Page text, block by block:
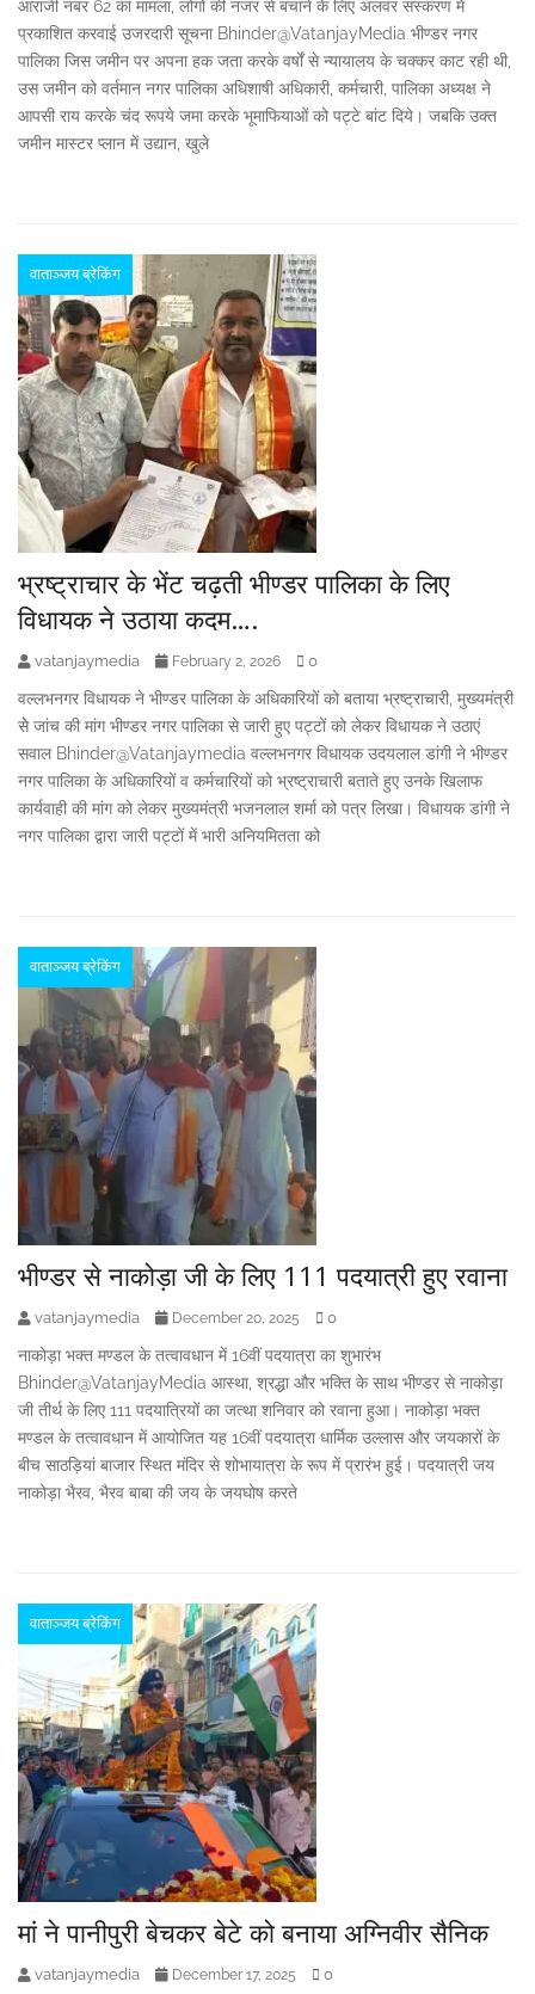
आराजी नंबर 62 का मामला, लोगों की नजर से बचाने के लिए अलवर संस्करण में
प्रकाशित करवाई उजरदारी सूचना Bhinder@VatanjayMedia भीण्डर नगर
पालिका जिस जमीन पर अपना हक जता करके वर्षों से न्यायालय के चक्कर काट रही थी,
उस जमीन को वर्तमान नगर पालिका अधिशाषी अधिकारी, कर्मचारी, पालिका अध्यक्ष ने
आपसी राय करके चंद रूपये जमा करके भूमाफियाओं को पट्टे बांट दिये। जबकि उक्त
जमीन मास्टर प्लान में उद्यान, खुले
वाताञ्जय ब्रेकिंग
भ्रष्ट्राचार के भेंट चढ़ती भीण्डर पालिका के लिए
विधायक ने उठाया कदम….
vatanjaymedia February 2, 2026 0
वल्लभनगर विधायक ने भीण्डर पालिका के अधिकारियों को बताया भ्रष्ट्राचारी, मुख्यमंत्री
सेे जांच की मांग भीण्डर नगर पालिका से जारी हुए पट्टों को लेकर विधायक ने उठाएं
सवाल Bhinder@Vatanjaymedia वल्लभनगर विधायक उदयलाल डांगी ने भीण्डर
नगर पालिका के अधिकारियों व कर्मचारियों को भ्रष्ट्राचारी बताते हुए उनके खिलाफ
कार्यवाही की मांग को लेकर मुख्यमंत्री भजनलाल शर्मा को पत्र लिखा। विधायक डांगी ने
नगर पालिका द्वारा जारी पट्टों में भारी अनियमितता को
वाताञ्जय ब्रेकिंग
भीण्डर से नाकोड़ा जी के लिए 111 पदयात्री हुए रवाना
vatanjaymedia December 20, 2025 0
नाकोड़ा भक्त मण्डल के तत्वावधान में 16वीं पदयात्रा का शुभारंभ
Bhinder@VatanjayMedia आस्था, श्रद्धा और भक्ति के साथ भीण्डर से नाकोड़ा
जी तीर्थ के लिए 111 पदयात्रियों का जत्था शनिवार को रवाना हुआ। नाकोड़ा भक्त
मण्डल के तत्वावधान में आयोजित यह 16वीं पदयात्रा धार्मिक उल्लास और जयकारों के
बीच साठड़ियां बाजार स्थित मंदिर से शोभायात्रा के रूप में प्रारंभ हुई। पदयात्री जय
नाकोड़ा भैरव, भैरव बाबा की जय के जयघोष करते
वाताञ्जय ब्रेकिंग
मां ने पानीपुरी बेचकर बेटे को बनाया अग्निवीर सैनिक
vatanjaymedia December 17, 2025 0